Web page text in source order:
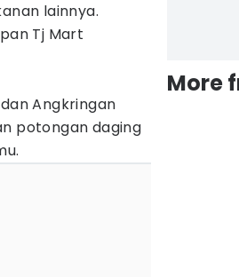
lainnya.
Tj Mart
Angkringan
potongan daging
More